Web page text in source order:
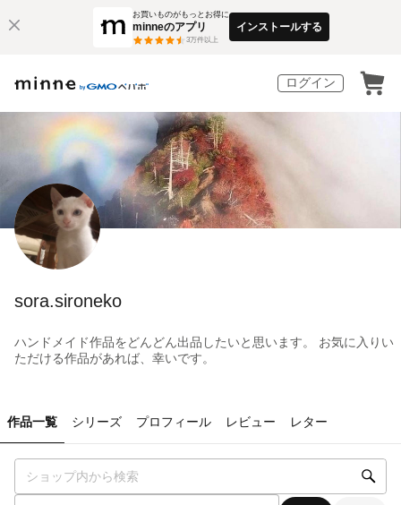
お買いものがもっとお得に
minneのアプリ
3万件以上
インストールする
ログイン
sora.sironeko
ハンドメイド作品をどんどん出品したいと思います。 お気に入りい
ただける作品があれば、幸いです。
作品一覧 シリーズ プロフィール レビュー レター